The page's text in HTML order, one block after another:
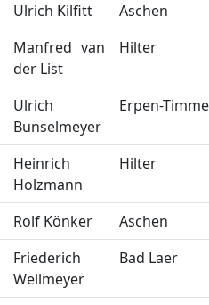
Ulrich Kilfitt
Aschen
Manfred van
der List
Hilter
Ulrich
Bunselmeyer
Erpen-
Heinrich
Holzmann
Hilter
Rolf Könker
Aschen
Friederich
Wellmeyer
Bad Laer